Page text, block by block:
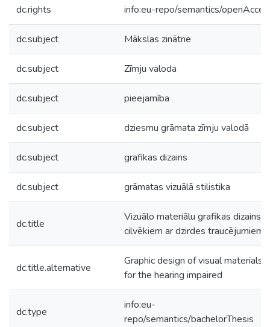
dc.rights info:eu-repo/semantics/
dc.subject Mākslas zinātne
dc.subject Zīmju valoda
dc.subject pieejamība
dc.subject dziesmu grāmata zīmju valodā
dc.subject grafikas dizains
dc.subject grāmatas vizuālā stilistika
dc.title
Vizuālo materiālu grafikas dizains
cilvēkiem ar dzirdes traucējumiem
dc.title.alternative
Graphic design of visual materials
for the hearing impaired
dc.type
info:eu-
repo/semantics/bachelorThesis